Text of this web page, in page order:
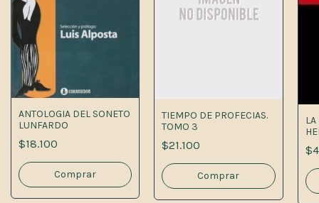
ANTOLOGIA DEL SONETO
LUNFARDO
$18.100
TIEMPO DE PROFECIAS.
TOMO 3
$21.100